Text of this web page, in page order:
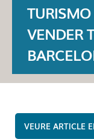
VENDER